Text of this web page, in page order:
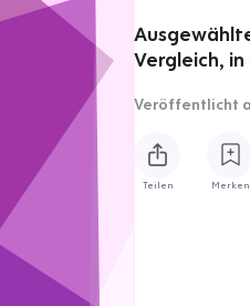
Vergleich,
Veröffentlicht
Teilen Merken